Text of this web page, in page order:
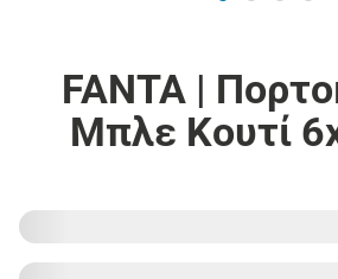
FANTA |
Μπλε Κουτί